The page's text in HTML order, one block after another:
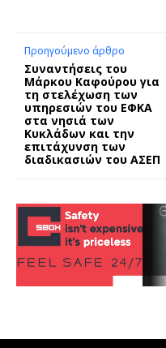
Προηγούμενο άρθρο
Συναντήσεις του
Μάρκου Καφούρου για
τη στελέχωση των
υπηρεσιών του ΕΦΚΑ
στα νησιά των
Κυκλάδων και την
επιτάχυνση των
διαδικασιών του ΑΣΕΠ